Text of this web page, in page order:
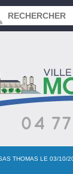
THOMAS LE 03/10/